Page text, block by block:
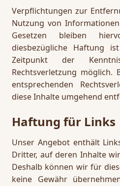
Verpflichtungen zur
Nutzung von
Gesetzen bleiben
diesbezügliche Haftung
Zeitpunkt der
Rechtsverletzung möglich.
entsprechenden
diese Inhalte umgehend
Haftung für Links
Unser Angebot enthält
Dritter, auf deren Inhalte
Deshalb können wir für
keine Gewähr